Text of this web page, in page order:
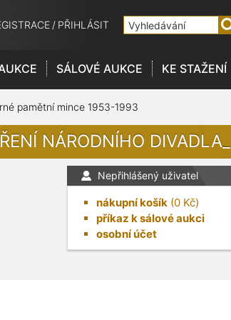
/ PŘIHLÁSIT
SÁLOVÉ AUKCE KE STAŽENÍ
pamětní mince 1953-1993
NÁRODNÍHO DIVADLA_
Nepřihlášený uživatel
nákupní košík (0 Kč)
příkaz k sálové aukci
osobní účet